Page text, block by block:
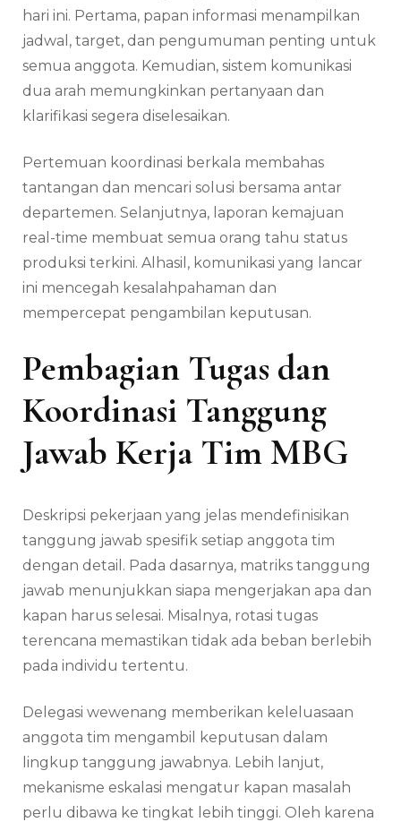
hari ini. Pertama, papan informasi menampilkan
jadwal, target, dan pengumuman penting untuk
semua anggota. Kemudian, sistem komunikasi
dua arah memungkinkan pertanyaan dan
klarifikasi segera diselesaikan.
Pertemuan koordinasi berkala membahas
tantangan dan mencari solusi bersama antar
departemen. Selanjutnya, laporan kemajuan
real-time membuat semua orang tahu status
produksi terkini. Alhasil, komunikasi yang lancar
ini mencegah kesalahpahaman dan
mempercepat pengambilan keputusan.
Pembagian Tugas dan
Koordinasi Tanggung
Jawab Kerja Tim MBG
Deskripsi pekerjaan yang jelas mendefinisikan
tanggung jawab spesifik setiap anggota tim
dengan detail. Pada dasarnya, matriks tanggung
jawab menunjukkan siapa mengerjakan apa dan
kapan harus selesai. Misalnya, rotasi tugas
terencana memastikan tidak ada beban berlebih
pada individu tertentu.
Delegasi wewenang memberikan keleluasaan
anggota tim mengambil keputusan dalam
lingkup tanggung jawabnya. Lebih lanjut,
mekanisme eskalasi mengatur kapan masalah
perlu dibawa ke tingkat lebih tinggi. Oleh karena